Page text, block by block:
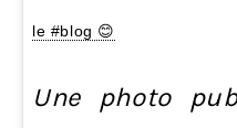
le #blog 😊
Une photo